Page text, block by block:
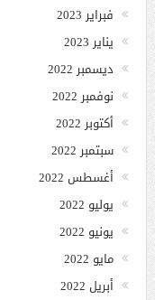
فبراير 2023
يناير 2023
ديسمبر 2022
نوفمبر 2022
أكتوبر 2022
سبتمبر 2022
أغسطس 2022
يوليو 2022
يونيو 2022
مايو 2022
أبريل 2022